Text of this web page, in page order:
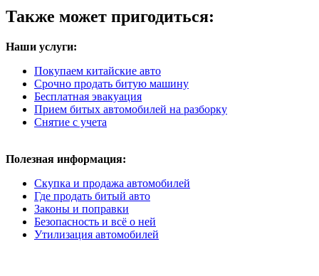
Также может пригодиться:
Наши услуги:
Покупаем китайские авто
Срочно продать битую машину
Бесплатная эвакуация
Прием битых автомобилей на разборку
Снятие с учета
Полезная информация:
Скупка и продажа автомобилей
Где продать битый авто
Законы и поправки
Безопасность и всё о ней
Утилизация автомобилей